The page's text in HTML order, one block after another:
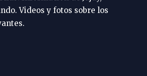
Videos y fotos sobre los